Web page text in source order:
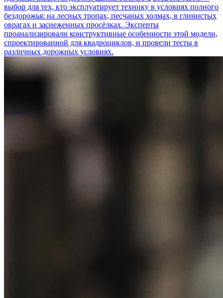
выбор для тех, кто эксплуатирует технику в условиях полного
бездорожья: на лесных тропах, песчаных холмах, в глинистых
оврагах и заснеженных просёлках. Эксперты
проанализировали конструктивные особенности этой модели,
спроектированной для квадроциклов, и провели тесты в
различных дорожных условиях.